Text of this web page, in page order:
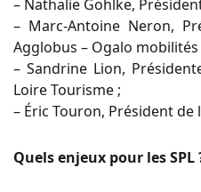
– Nathalie Gohlke,
– Marc-Antoine Neron,
Agglobus – Ogalo mobilités
– Sandrine Lion,
Loire Tourisme ;
– Éric Touron, Président de
Quels enjeux pour les SPL